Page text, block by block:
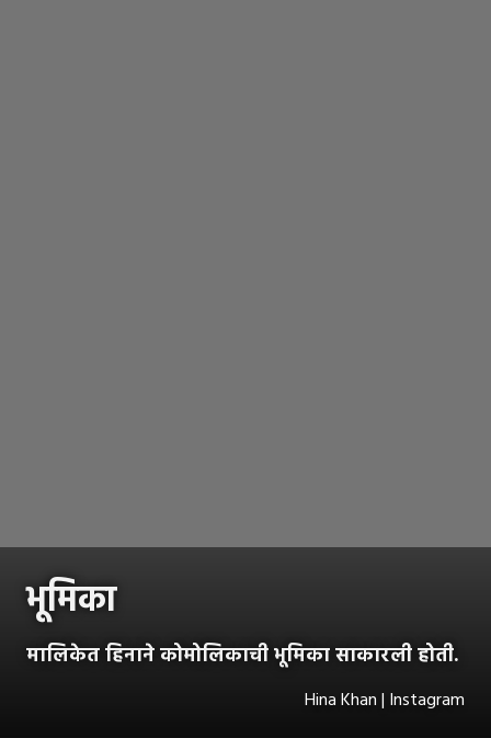
भूमिका
मालिकेत हिनाने कोमोलिकाची भूमिका साकारली होती.
Hina Khan | Instagram